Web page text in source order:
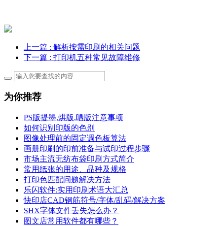
上一篇 : 解析按需印刷的相关问题
下一篇 : 打印机五种常见故障维修
为你推荐
PS版提墨,烘版,晒版注意事项
如何识别印版的色别
图像处理前的固定调色板算法
画册印刷的印前准备与试印过程步骤
市场主流无纺布袋印刷方式简介
常用纸张的用途、品种及规格
打印色匹配问题解决方法
乐闪软件:实用印刷术语大汇总
快印店CAD钢筋符号/字体/乱码/解决方案
SHX字体文件丢失怎么办？
图文店常用软件都有哪些？